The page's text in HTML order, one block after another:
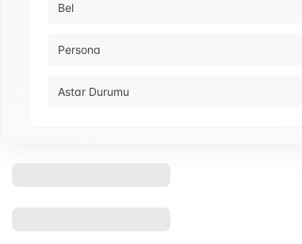
Bel
Persona
Astar Durumu